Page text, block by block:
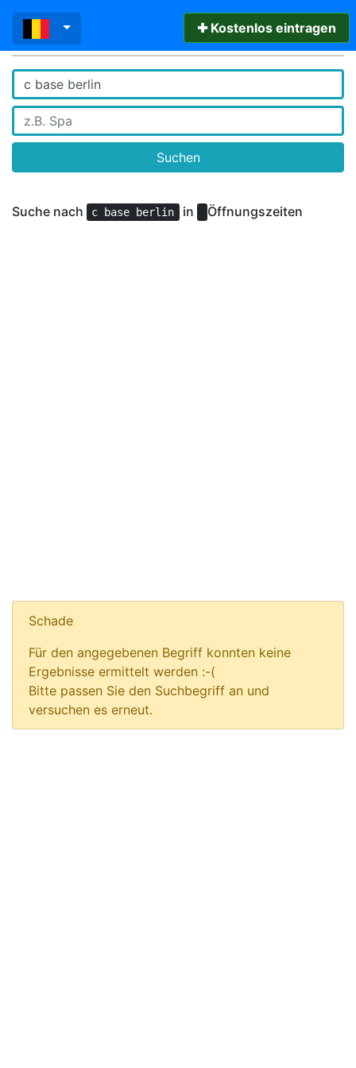
✚ Kostenlos eintragen
Suchen
Suche nach c base berlin in Öffnungszeiten
Schade
Für den angegebenen Begriff konnten keine
Ergebnisse ermittelt werden :-(
Bitte passen Sie den Suchbegriff an und
versuchen es erneut.